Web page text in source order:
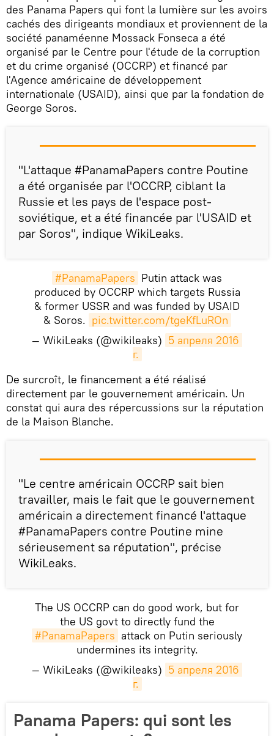
des Panama Papers qui font la lumière sur les avoirs
cachés des dirigeants mondiaux et proviennent de la
société panaméenne Mossack Fonseca a été
organisé par le Centre pour l'étude de la corruption
et du crime organisé (OCCRP) et financé par
l'Agence américaine de développement
internationale (USAID), ainsi que par la fondation de
George Soros.
"L'attaque #PanamaPapers contre Poutine
a été organisée par l'OCCRP, ciblant la
Russie et les pays de l'espace post-
soviétique, et a été financée par l'USAID et
par Soros", indique WikiLeaks.
#PanamaPapers Putin attack was
produced by OCCRP which targets Russia
& former USSR and was funded by USAID
& Soros. pic.twitter.com/tgeKfLuROn
— WikiLeaks (@wikileaks) 5 апреля 2016
г.
De surcroît, le financement a été réalisé
directement par le gouvernement américain. Un
constat qui aura des répercussions sur la réputation
de la Maison Blanche.
"Le centre américain OCCRP sait bien
travailler, mais le fait que le gouvernement
américain a directement financé l'attaque
#PanamaPapers contre Poutine mine
sérieusement sa réputation", précise
WikiLeaks.
The US OCCRP can do good work, but for
the US govt to directly fund the
#PanamaPapers attack on Putin seriously
undermines its integrity.
— WikiLeaks (@wikileaks) 5 апреля 2016
г.
Panama Papers: qui sont les